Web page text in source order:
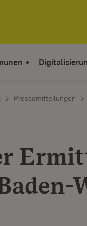
Pressemitteilungen